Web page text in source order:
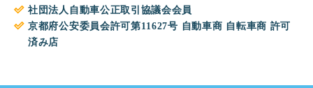
社団法人自動車公正取引協議会会員
京都府公安委員会許可第11627号 自動車商 自転車商 許可
済み店